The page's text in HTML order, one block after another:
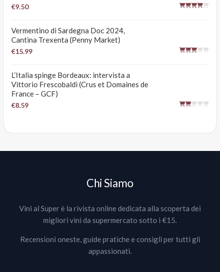
€9.50
Vermentino di Sardegna Doc 2024,
Cantina Trexenta (Penny Market)
€15.99
L’Italia spinge Bordeaux: intervista a
Vittorio Frescobaldi (Crus et Domaines de
France – GCF)
€8.59
Chi Siamo
Vini al Super è la rivista online dedicata alla scoperta dei
migliori vini da supermercato sotto i €15.
Recensioni oneste, guide pratiche e consigli per tutti gli
appassionati.